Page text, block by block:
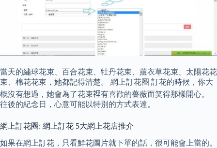
當天的繡球花束、百合花束、牡丹花束、薰衣草花束、太陽花花
束、棉花花束，她都記得清楚。 網上訂花圈 訂花的時候，你大
概沒有想過，她會為了花束𥚃有喜歡的薔薇而笑得那樣開心。
往後的紀念日，心意可能以特別的方式表達。
網上訂花圈: 網上訂花 5大網上花店推介
如果在網上訂花，只看鮮花圖片就下單的話，很可能會上當的。